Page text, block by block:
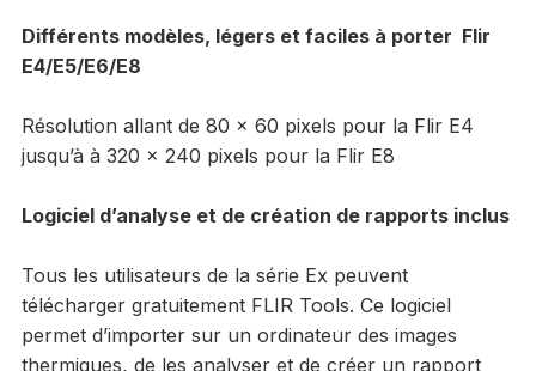
Différents modèles, légers et faciles à porter Flir
E4/E5/E6/E8
Résolution allant de 80 x 60 pixels pour la Flir E4
jusqu’à à 320 x 240 pixels pour la Flir E8
Logiciel d’analyse et de création de rapports inclus
Tous les utilisateurs de la série Ex peuvent
télécharger gratuitement FLIR Tools. Ce logiciel
permet d’importer sur un ordinateur des images
thermiques, de les analyser et de créer un rapport